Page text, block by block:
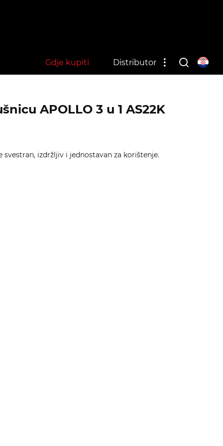
Gdje kupiti Distributor
APOLLO 3 u 1 AS22K
svestran, izdržljiv i jednostavan za korištenje.